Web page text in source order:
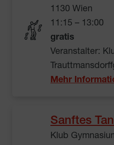
1130 Wien
11:15 – 13:00
gratis
Veranstalter:
Mehr
Sanftes
Klub